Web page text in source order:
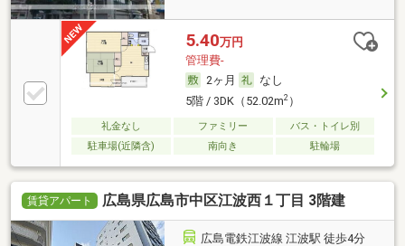
5.40万円
管理費-
2ヶ月
なし
5階 / 3DK（52.02m2）
礼金なし ファミリー
バス・トイレ別
駐車場(近隣含)
南向き 駐輪場
賃貸アパート 広島県広島市中区江波西１丁目 3階建
広島電鉄江波線 江波駅 徒歩4分